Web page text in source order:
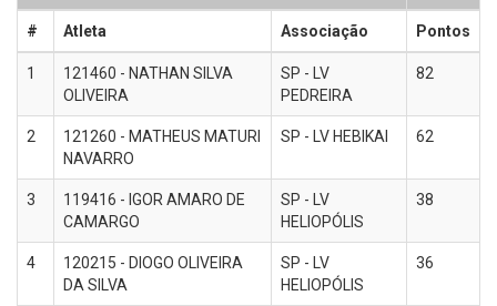
# Atleta Associação Pontos
1
121460 - NATHAN SILVA
OLIVEIRA
SP - LV
PEDREIRA
82
2
121260 - MATHEUS MATURI
NAVARRO
SP - LV HEBIKAI 62
3
119416 - IGOR AMARO DE
CAMARGO
SP - LV
HELIOPÓLIS
38
4
120215 - DIOGO OLIVEIRA
DA SILVA
SP - LV
HELIOPÓLIS
36